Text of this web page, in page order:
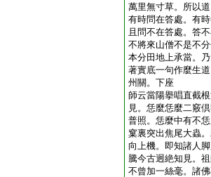
萬里無寸草。所以
有時問在答處。有
且問不在答處。答
不將來山僧不是不
本分田地上承當。
著實底一句作麼生
州關。下座
師云當陽擧唱直截
見。恁麼恁麼二竅
普照。恁麼中有不
窠裏突出焦尾大蟲
向上機。即知諸人
騰今古迥絶知見。
不曾加一絲毫。諸